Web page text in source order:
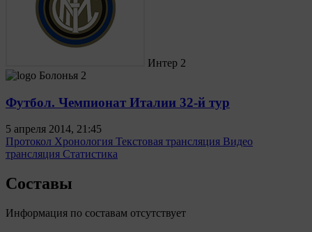
Интер 2
Болонья 2
Футбол. Чемпионат Италии 32-й тур
5 апреля 2014, 21:45
Протокол Хронология Текстовая трансляция Видео
трансляция Статистика
Составы
Информация по составам отсутствует